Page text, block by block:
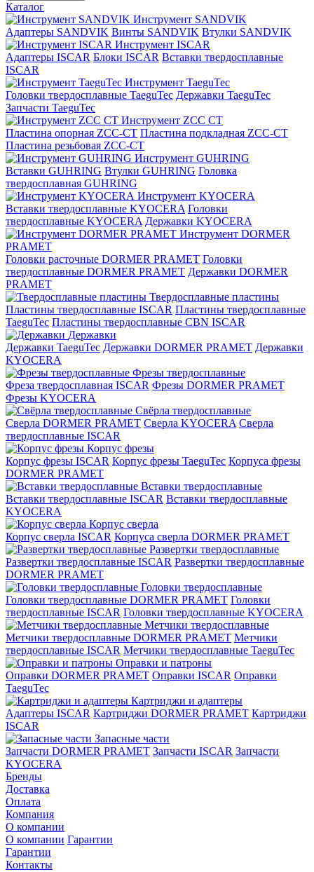
Каталог
Инструмент SANDVIK
Адаптеры SANDVIK Винты SANDVIK Втулки SANDVIK
Инструмент ISCAR
Адаптеры ISCAR Блоки ISCAR Вставки твердосплавные
ISCAR
Инструмент TaeguTec
Головки твердосплавные TaeguTec Державки TaeguTec
Запчасти TaeguTec
Инструмент ZCС CT
Пластина опорная ZCC-CT Пластина подкладная ZCC-CT
Пластина резьбовая ZCC-CT
Инструмент GUHRING
Вставки GUHRING Втулки GUHRING Головка
твердосплавная GUHRING
Инструмент KYOCERA
Вставки твердосплавные KYOCERA Головки
твердосплавные KYOCERA Державки KYOCERA
Инструмент DORMER
PRAMET
Головки расточные DORMER PRAMET Головки
твердосплавные DORMER PRAMET Державки DORMER
PRAMET
Твердосплавные пластины
Пластины твердосплавные ISCAR Пластины твердосплавные
TaeguTec Пластины твердосплавные CBN ISCAR
Державки
Державки TaeguTec Державки DORMER PRAMET Державки
KYOCERA
Фрезы твердосплавные
Фреза твердосплавная ISCAR Фрезы DORMER PRAMET
Фрезы KYOCERA
Свёрла твердосплавные
Сверла DORMER PRAMET Сверла KYOCERA Сверла
твердосплавные ISCAR
Корпус фрезы
Корпус фрезы ISCAR Корпус фрезы TaeguTec Корпуса фрезы
DORMER PRAMET
Вставки твердосплавные
Вставки твердосплавные ISCAR Вставки твердосплавные
KYOCERA
Корпус сверла
Корпус сверла ISCAR Корпуса сверла DORMER PRAMET
Развертки твердосплавные
Развертки твердосплавные ISCAR Развертки твердосплавные
DORMER PRAMET
Головки твердосплавные
Головки твердосплавные DORMER PRAMET Головки
твердосплавные ISCAR Головки твердосплавные KYOCERA
Метчики твердосплавные
Метчики твердосплавные DORMER PRAMET Метчики
твердосплавные ISCAR Метчики твердосплавные TaeguTec
Оправки и патроны
Оправки DORMER PRAMET Оправки ISCAR Оправки
TaeguTec
Картриджи и адаптеры
Адаптеры ISCAR Картриджи DORMER PRAMET Картриджи
ISCAR
Запасные части
Запчасти DORMER PRAMET Запчасти ISCAR Запчасти
KYOCERA
Бренды
Доставка
Оплата
Компания
О компании
О компании Гарантии
Гарантии
Контакты